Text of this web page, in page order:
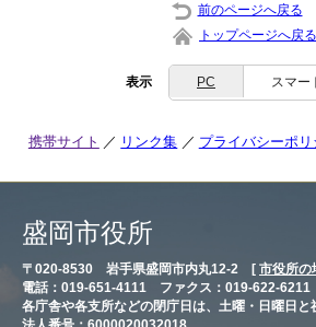
前のページへ戻る
トップページへ戻る
表示 PC スマー
携帯サイト リンク集 プライバシーポリ
盛岡市役所
〒020-8530 岩手県盛岡市内丸12-2 [ 市役所の
電話：019-651-4111 ファクス：019-622-6211
各庁舎や各支所などの閉庁日は、土曜・日曜日と